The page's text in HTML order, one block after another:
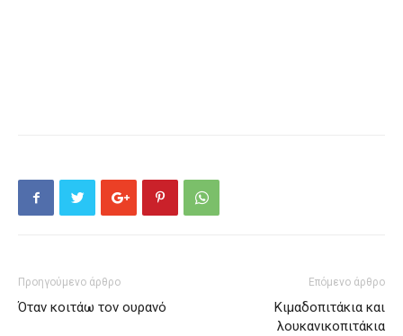
Προηγούμενο άρθρο
Όταν κοιτάω τον ουρανό
Επόμενο άρθρο
Κιμαδοπιτάκια και
λουκανικοπιτάκια